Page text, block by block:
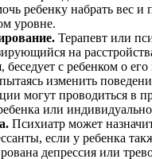
ребенку набрать вес и
уровне.
Терапевт или
на
беседует с ребенком о
изменить
могут проводиться в
или
Психиатр может
если у ребенка
депрессия или